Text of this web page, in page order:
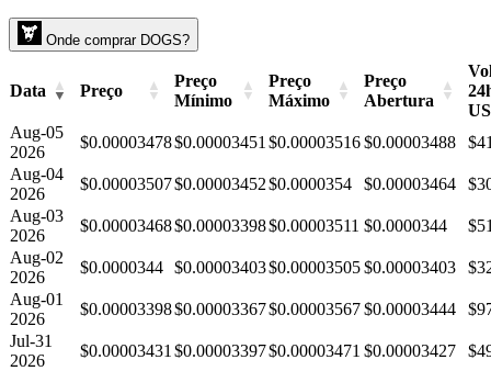
Onde comprar DOGS?
Data Preço
Preço
Mínimo
Preço
Máximo
Preço
Abertura
Aug-05
2026
$0.00003478$0.00003451 $0.00003516$0.00003488
Aug-04
2026
$0.00003507$0.00003452$0.0000354 $0.00003464
Aug-03
2026
$0.00003468$0.00003398$0.00003511 $0.0000344
Aug-02
2026
$0.0000344 $0.00003403$0.00003505$0.00003403
Aug-01
2026
$0.00003398$0.00003367$0.00003567$0.00003444
Jul-31
2026
$0.00003431 $0.00003397$0.00003471 $0.00003427